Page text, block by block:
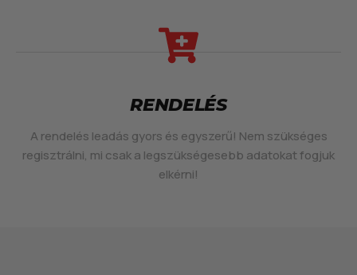
RENDELÉS
A rendelés leadás gyors és egyszerű! Nem szükséges
regisztrálni, mi csak a legszükségesebb adatokat fogjuk
elkérni!